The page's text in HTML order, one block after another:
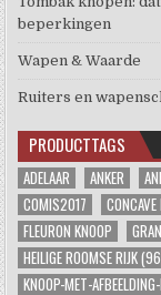
beperkingen
Wapen & Waarde
Ruiters en
PRODUCTTAGS
ADELAAR ANKER
COMIS2017
FLEURON KNOOP
HEILIGE ROOMSE RIJK
KNOOP-MET-